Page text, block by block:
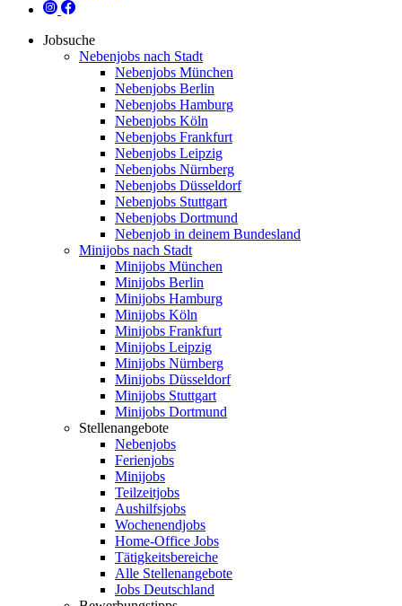
Jobsuche
Nebenjobs nach Stadt
Nebenjobs München
Nebenjobs Berlin
Nebenjobs Hamburg
Nebenjobs Köln
Nebenjobs Frankfurt
Nebenjobs Leipzig
Nebenjobs Nürnberg
Nebenjobs Düsseldorf
Nebenjobs Stuttgart
Nebenjobs Dortmund
Nebenjob in deinem Bundesland
Minijobs nach Stadt
Minijobs München
Minijobs Berlin
Minijobs Hamburg
Minijobs Köln
Minijobs Frankfurt
Minijobs Leipzig
Minijobs Nürnberg
Minijobs Düsseldorf
Minijobs Stuttgart
Minijobs Dortmund
Stellenangebote
Nebenjobs
Ferienjobs
Minijobs
Teilzeitjobs
Aushilfsjobs
Wochenendjobs
Home-Office Jobs
Tätigkeitsbereiche
Alle Stellenangebote
Jobs Deutschland